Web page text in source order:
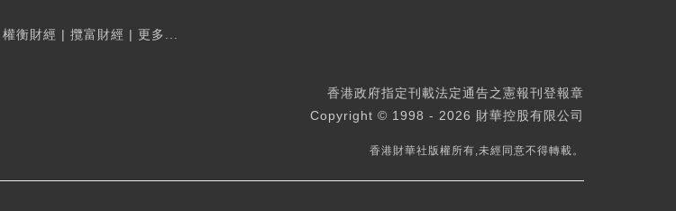
權衡財經 | 攬富財經 | 更多...
香港政府指定刊載法定通告之憲報刊登報章
Copyright © 1998 - 2026 財華控股有限公司
香港財華社版權所有,未經同意不得轉載。